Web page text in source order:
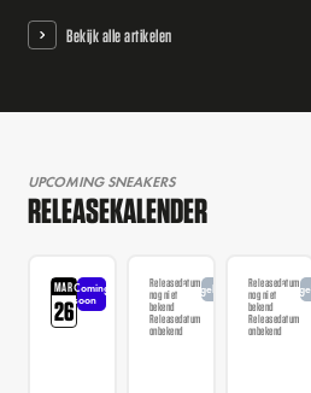
Bekijk alle artikelen
UPCOMING SNEAKERS
RELEASEKALENDER
MAR
26
Coming
soon
Releasedatum
nog niet
bekend
Releasedatum
onbekend
AangekondigdReleasedatum
nog niet
bekend
Releasedatum
onbekend